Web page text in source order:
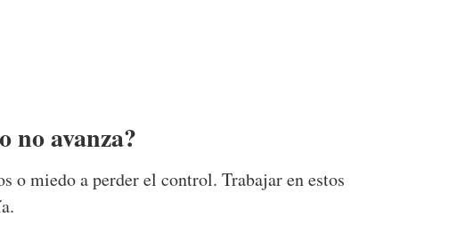
no avanza?
o miedo a perder el control. Trabajar en estos